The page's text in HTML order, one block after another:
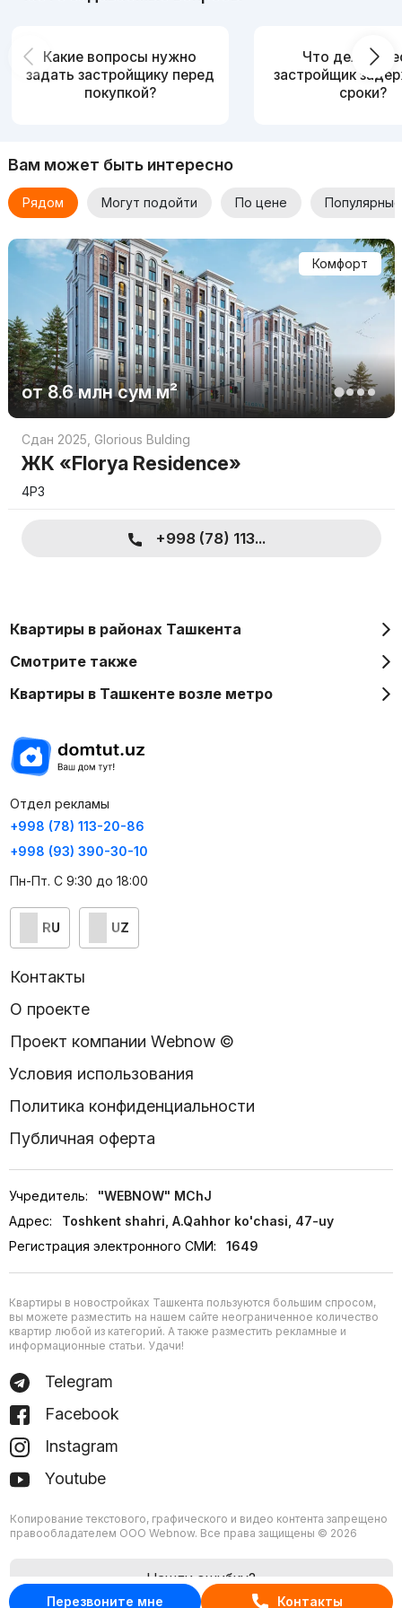
Перезвоните мне Контакты
Какие вопросы нужно
задать застройщику перед
покупкой?
Что делать,
застройщик
сроки?
Вам может быть интересно
Рядом Могут подойти По цене Популярные
Комфорт
от8.6 млн сумм²
Сдан 2025 Glorious Bulding
ЖК «Florya Residence»
4Р3
+998 (78) 113...
Квартиры в районах Ташкента
Смотрите также
Квартиры в Ташкенте возле метро
Отдел рекламы
+998 (78) 113-20-86
+998 (93) 390-30-10
Пн-Пт. С 9:30 до 18:00
RU UZ
Контакты
О проекте
Проект компании Webnow ©
Условия использования
Политика конфиденциальности
Публичная оферта
Учредитель:
"WEBNOW" MChJ
Адрес:
Toshkent shahri, A.Qahhor ko'chasi, 47-uy
Регистрация электронного СМИ:
1649
Квартиры в новостройках Ташкента пользуются большим спросом,
вы можете разместить на нашем сайте неограниченное количество
квартир любой из категорий. А также разместить рекламные и
информационные статьи. Удачи!
Telegram
Facebook
Instagram
Youtube
Копирование текстового, графического и видео контента запрещено
правообладателем ООО Webnow. Все права защищены © 2026
Нашли ошибку?